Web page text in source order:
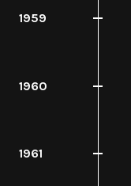
1959
1960
1961